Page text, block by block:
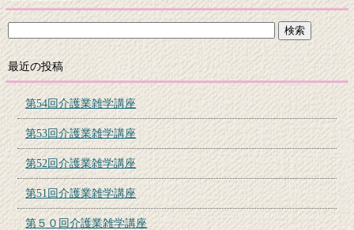
最近の投稿
第54回介護業雑学講座
第53回介護業雑学講座
第52回介護業雑学講座
第51回介護業雑学講座
第５０回介護業雑学講座